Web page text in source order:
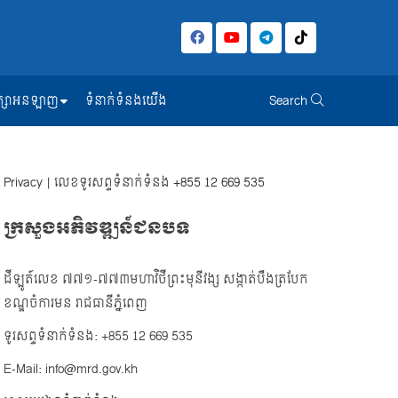
សាអនឡាញ ទំនាក់ទំនងយើង Search
Privacy | លេខទូរសព្ទទំនាក់ទំនង +855 12 669 535
ក្រសួងអភិវឌ្ឍន៍ជនបទ
ដីឡូត៍លេខ ៧៧១-៧៧៣មហាវិថីព្រះមុនីវង្ស សង្កាត់បឹងត្របែក
ខណ្ឌចំការមន រាជធានីភ្នំពេញ
ទូរសព្ទទំនាក់ទំនង: +855 12 669 535
E-Mail: info@mrd.gov.kh